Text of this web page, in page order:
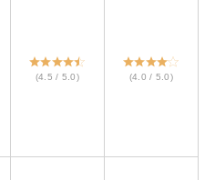
(4.5 / 5.0) (4.0 / 5.0)